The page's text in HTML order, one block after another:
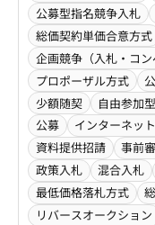
公募型指名競争入札
総価契約単価合意方式
企画競争（入札・コン
プロポーザル方式
少額随契
自由参加
公募
インターネッ
資料提供招請
事前
政策入札
混合入札
最低価格落札方式
リバースオークション